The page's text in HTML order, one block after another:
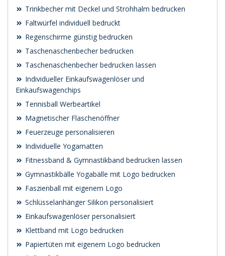
Trinkbecher mit Deckel und Strohhalm bedrucken
Faltwürfel individuell bedruckt
Regenschirme günstig bedrucken
Taschenaschenbecher bedrucken
Taschenaschenbecher bedrucken lassen
Individueller Einkaufswagenlöser und
Einkaufswagenchips
Tennisball Werbeartikel
Magnetischer Flaschenöffner
Feuerzeuge personalisieren
Individuelle Yogamatten
Fitnessband & Gymnastikband bedrucken lassen
Gymnastikbälle Yogabälle mit Logo bedrucken
Faszienball mit eigenem Logo
Schlüsselanhänger Silikon personalisiert
Einkaufswagenlöser personalisiert
Klettband mit Logo bedrucken
Papiertüten mit eigenem Logo bedrucken